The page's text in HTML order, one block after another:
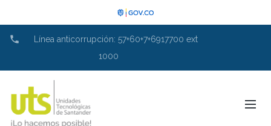
phone
Línea anticorrupción: 57+60+7+6917700 ext
1000